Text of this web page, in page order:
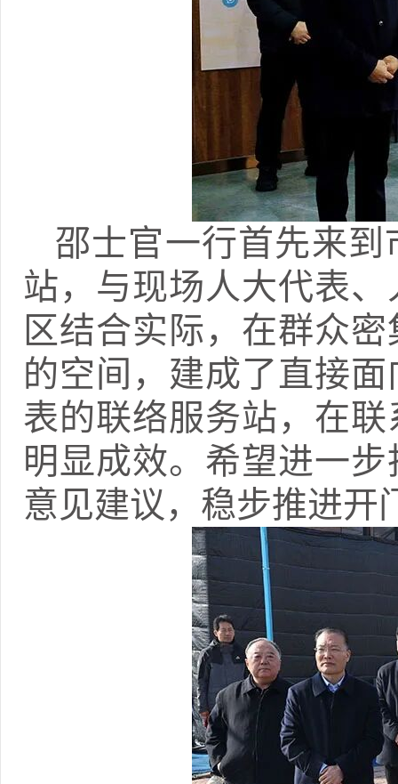
邵士官一行首先来
站，与现场人大代表
区结合实际，在群众
的空间，建成了直接
表的联络服务站，在
明显成效。希望进一
意见建议，稳步推进开